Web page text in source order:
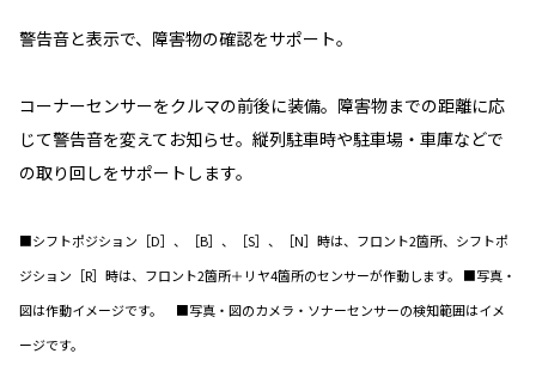
警告音と表示で、障害物の確認をサポート。
コーナーセンサーをクルマの前後に装備。障害物までの距離に応
じて警告音を変えてお知らせ。縦列駐車時や駐車場・車庫などで
の取り回しをサポートします。
■シフトポジション［D］、［B］、［S］、［N］時は、フロント2箇所、シフトポ
ジション［R］時は、フロント2箇所＋リヤ4箇所のセンサーが作動します。 ■写真・
図は作動イメージです。 ■写真・図のカメラ・ソナーセンサーの検知範囲はイメ
ージです。